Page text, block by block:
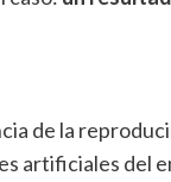
de la
artificiales del